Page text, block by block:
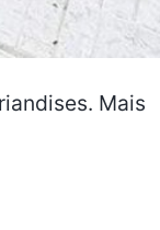
Mais